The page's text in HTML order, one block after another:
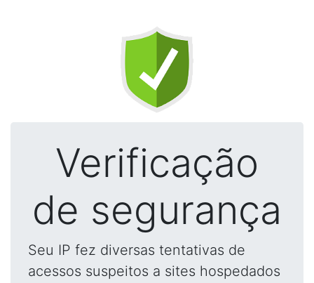
Verificação
de segurança
Seu IP fez diversas tentativas de
acessos suspeitos a sites hospedados